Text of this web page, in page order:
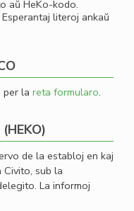
aŭ HeKo-kodo.
literoj ankaŭ
per la reta formularo.
de la establoj en kaj
sub la
La informoj